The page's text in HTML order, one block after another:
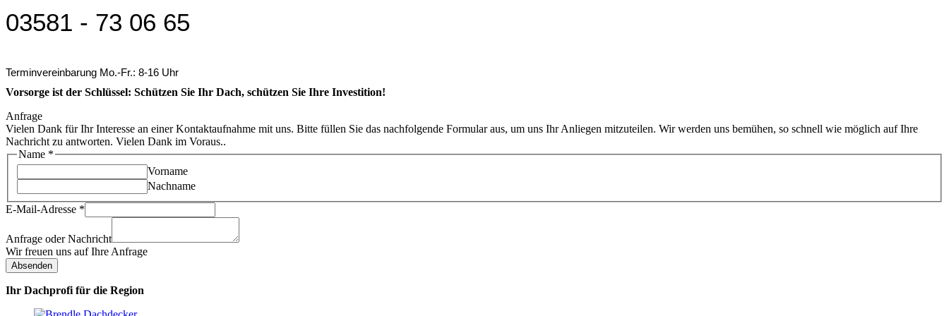
03581 - 73 06 65
Terminvereinbarung Mo.-Fr.: 8-16 Uhr
Vorsorge ist der Schlüssel: Schützen Sie Ihr Dach, schützen Sie Ihre Investition!
Anfrage
Vielen Dank für Ihr Interesse an einer Kontaktaufnahme mit uns. Bitte füllen Sie das nachfolgende Formular aus, um uns Ihr Anliegen mitzuteilen. Wir werden uns bemühen, so schnell wie möglich auf Ihre
Nachricht zu antworten. Vielen Dank im Voraus..
Name *
Vorname
Nachname
E-Mail-Adresse *
Anfrage oder Nachricht
Wir freuen uns auf Ihre Anfrage
Absenden
Ihr Dachprofi für die Region